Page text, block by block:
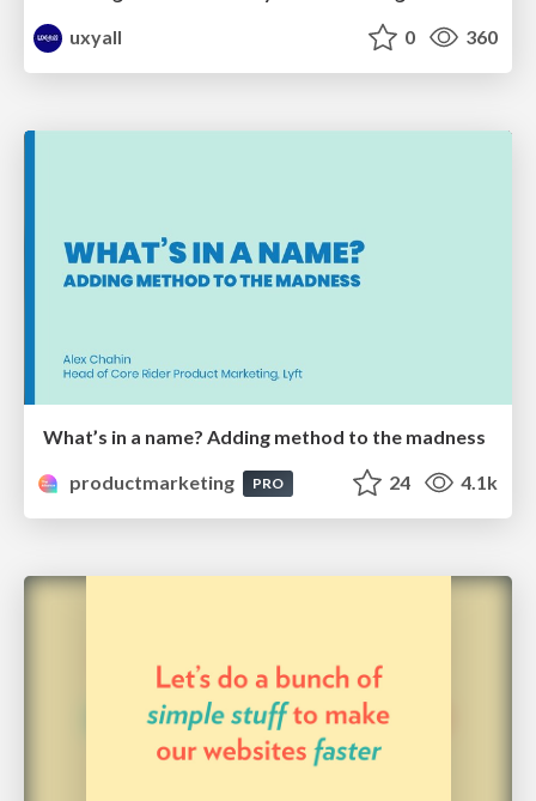
uxyall
0 360
What’s in a name? Adding method to the madness
productmarketing
PRO 24 4.1k